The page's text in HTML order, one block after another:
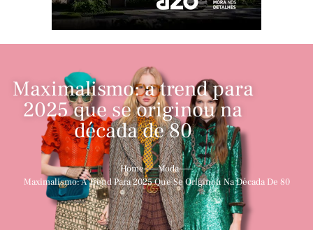
Maximalismo: a trend para
2025 que se originou na
década de 80
Home
Moda
Maximalismo: A Trend Para 2025 Que Se Originou Na Década De 80